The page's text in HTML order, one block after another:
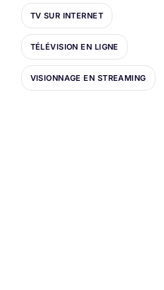
TV SUR INTERNET
TÉLÉVISION EN LIGNE
VISIONNAGE EN STREAMING